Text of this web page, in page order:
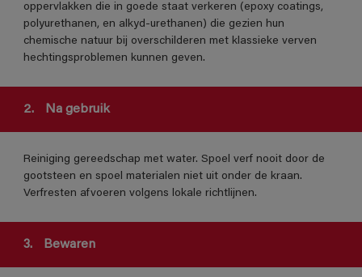
oppervlakken die in goede staat verkeren (epoxy coatings,
polyurethanen, en alkyd-urethanen) die gezien hun
chemische natuur bij overschilderen met klassieke verven
hechtingsproblemen kunnen geven.
2. Na gebruik
Reiniging gereedschap met water. Spoel verf nooit door de
gootsteen en spoel materialen niet uit onder de kraan.
Verfresten afvoeren volgens lokale richtlijnen.
3. Bewaren